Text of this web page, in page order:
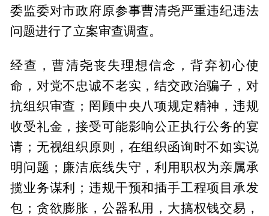
委监委对市政府原参事曹清尧严重违纪违法
问题进行了立案审查调查。
经查，曹清尧丧失理想信念，背弃初心使
命，对党不忠诚不老实，结交政治骗子，对
抗组织审查；罔顾中央八项规定精神，违规
收受礼金，接受可能影响公正执行公务的宴
请；无视组织原则，在组织函询时不如实说
明问题；廉洁底线失守，利用职权为亲属承
揽业务谋利；违规干预和插手工程项目承发
包；贪欲膨胀，公器私用，大搞权钱交易，